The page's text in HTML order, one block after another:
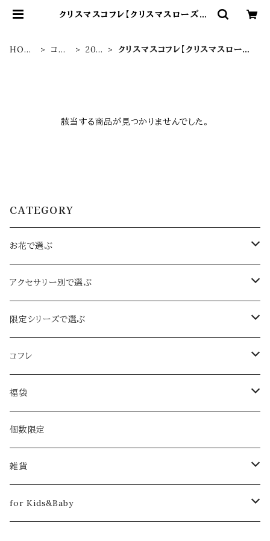
クリスマスコフレ【クリスマスローズ】 |
HOM
コフ
201
クリスマスコフレ【クリスマスロー
該当する商品が見つかりませんでした。
CATEGORY
お花で選ぶ
定番のお花
ジャスミン
忘れな草
ミント
ボタニカル
春限定
さくら
デイジー
夏限定
ブルースター
ひまわり
秋限定
月下美人
冬限定
月下美人
満月の日限定
アクセサリー別で選ぶ
イヤーカフ&ピアスｏｒイヤリング set
イヤーカフ
ピアスｏｒイヤリング
ふたつぶ
雨のしずく
ネックレス
ブレスレット
ブローチ
限定シリーズで選ぶ
2024年限定【Pearl：ぺルル】
春限定
夏限定
秋限定
冬限定
コフレ
2018
クリスマスコフレ【クリスマスローズ】
2019
クリスマスコフレ【雪柳】
2020
春コフレ【ラナンキュラス -ラプンツェル-】
2023
福袋
2020
2021
2022
個数限定
雑貨
クリーニングクロス
for Kids&Baby